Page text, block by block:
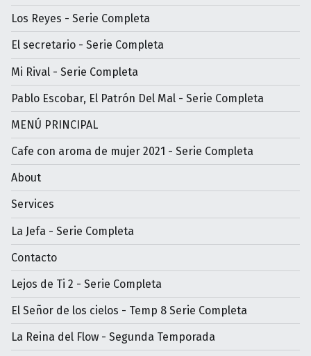
Los Reyes - Serie Completa
El secretario - Serie Completa
Mi Rival - Serie Completa
Pablo Escobar, El Patrón Del Mal - Serie Completa
MENÚ PRINCIPAL
Cafe con aroma de mujer 2021 - Serie Completa
About
Services
La Jefa - Serie Completa
Contacto
Lejos de Ti 2 - Serie Completa
El Señor de los cielos - Temp 8 Serie Completa
La Reina del Flow - Segunda Temporada